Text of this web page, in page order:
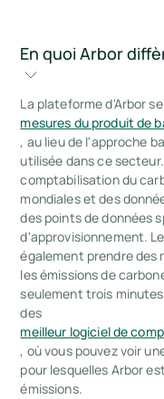
En quoi Arbor
La plateforme d'Arbor
mesures du produit de
, au lieu de l'approche
utilisée dans ce
comptabilisation du
mondiales et des
des points de données
d'approvisionnement.
également prendre des
les émissions de
seulement trois
des
meilleur logiciel de
, où vous pouvez voir
pour lesquelles Arbor
émissions.